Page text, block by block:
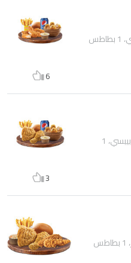
3 كرسبي، 1 خبز، 1 ارز، 1 ثومية، 1 بيبسي، 1 بطاطس
6
2 قطعة دجاج، 1 خبز، 1 ارز، 1 ثومية، 1 بيبسي، 1
3
2 قطعة كرسبي، 2 قطعة دجاج، 1 خبز، 1 بطاطس